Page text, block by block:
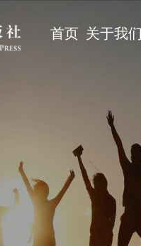
首页 关于我们